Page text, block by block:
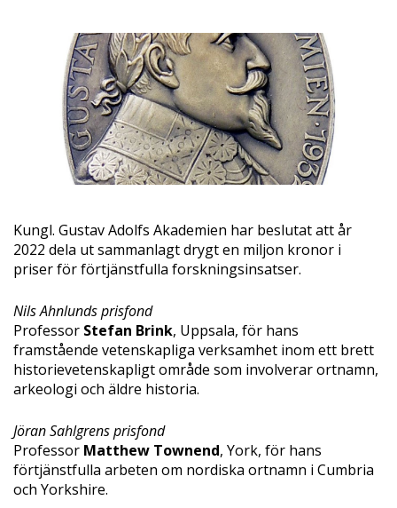
Kungl. Gustav Adolfs Akademien har beslutat att år
2022 dela ut sammanlagt drygt en miljon kronor i
priser för förtjänstfulla forskningsinsatser.
Nils Ahnlunds prisfond
Professor Stefan Brink, Uppsala, för hans
framstående vetenskapliga verksamhet inom ett brett
historievetenskapligt område som involverar ortnamn,
arkeologi och äldre historia.
Jöran Sahlgrens prisfond
Professor Matthew Townend, York, för hans
förtjänstfulla arbeten om nordiska ortnamn i Cumbria
och Yorkshire.